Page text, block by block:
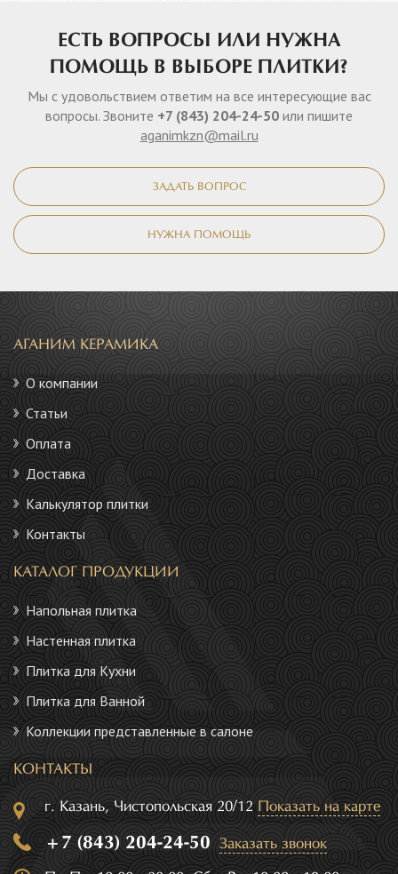
ЕСТЬ ВОПРОСЫ ИЛИ НУЖНА
ПОМОЩЬ В ВЫБОРЕ ПЛИТКИ?
Мы с удовольствием ответим на все интересующие вас
вопросы. Звоните +7 (843) 204-24-50 или пишите
aganimkzn@mail.ru
ЗАДАТЬ ВОПРОС
НУЖНА ПОМОЩЬ
АГАНИМ КЕРАМИКА
О компании
Статьи
Оплата
Доставка
Калькулятор плитки
Контакты
КАТАЛОГ ПРОДУКЦИИ
Напольная плитка
Настенная плитка
Плитка для Кухни
Плитка для Ванной
Коллекции представленные в салоне
КОНТАКТЫ
г. Казань, Чистопольская 20/12 Показать на карте
+7 (843) 204-24-50 Заказать звонок